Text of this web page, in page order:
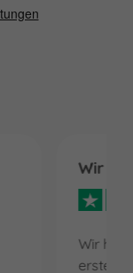
Wir
Wir
erste